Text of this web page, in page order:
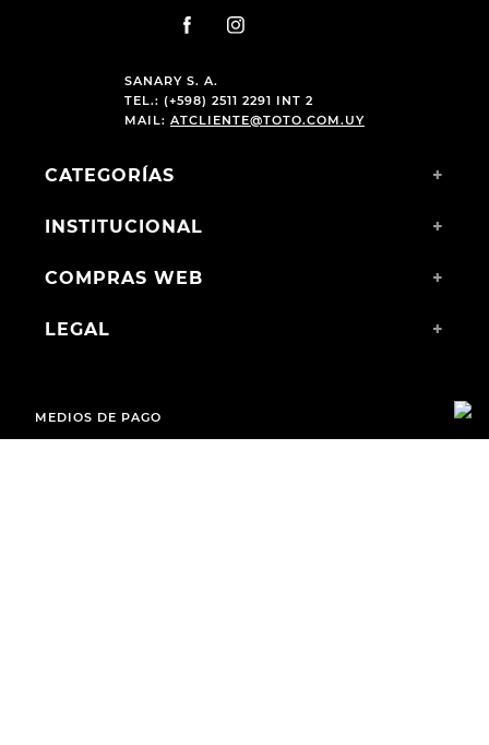
SANARY S. A.
TEL.: (+598) 2511 2291 INT 2
MAIL: ATCLIENTE@TOTO.COM.UY
CATEGORÍAS +
INSTITUCIONAL +
COMPRAS WEB +
LEGAL +
MEDIOS DE PAGO